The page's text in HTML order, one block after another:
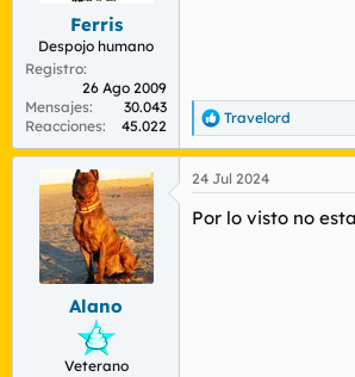
Ferris
Despojo humano
Registro
26 Ago 2009
Mensajes
30.043
Reacciones
45.022
R
e
c
i
Travelord
Alano
Veterano
24 Jul 2024
Por lo visto no